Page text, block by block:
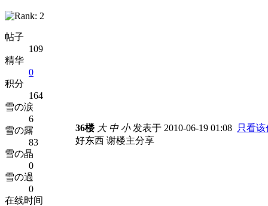
帖子
109
精华
0
积分
164
雪の涙
6
雪の露
83
雪の晶
0
雪の過
0
在线时间
36楼 大 中 小发表于 2010-06-19 01:08 只看该
好东西 谢楼主分享